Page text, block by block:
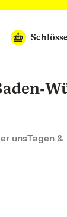
unsTagen &